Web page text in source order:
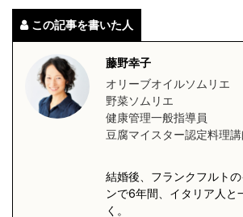
この記事を書いた人
藤野幸子
オリーブオイルソムリエ
野菜ソムリエ
健康管理一般指導員
豆腐マイスター認定料理講
結婚後、フランクフルト
ンで6年間、イタリア人と
く。